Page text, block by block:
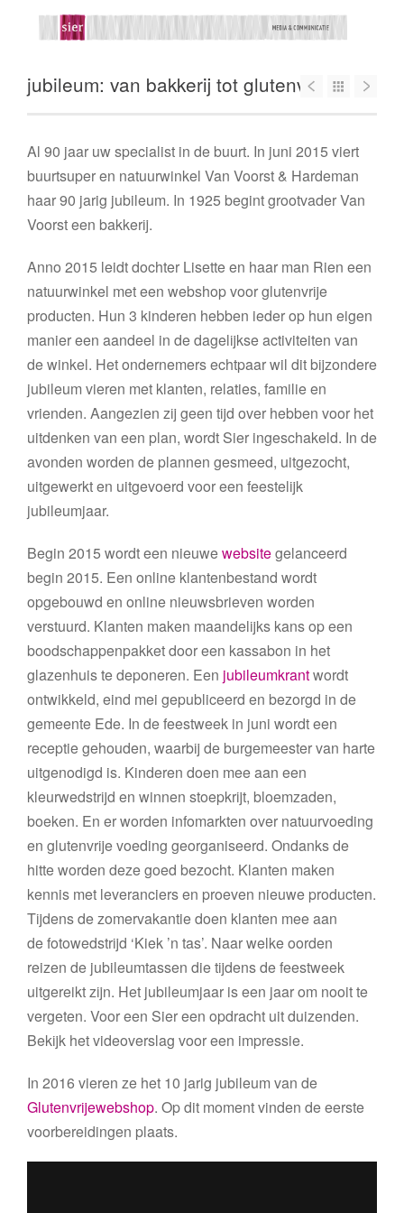
jubileum: van bakkerij tot glutenvrij
Al 90 jaar uw specialist in de buurt. In juni 2015 viert
buurtsuper en natuurwinkel Van Voorst & Hardeman
haar 90 jarig jubileum. In 1925 begint grootvader Van
Voorst een bakkerij.
Anno 2015 leidt dochter Lisette en haar man Rien een
natuurwinkel met een webshop voor glutenvrije
producten. Hun 3 kinderen hebben ieder op hun eigen
manier een aandeel in de dagelijkse activiteiten van
de winkel. Het ondernemers echtpaar wil dit bijzondere
jubileum vieren met klanten, relaties, familie en
vrienden. Aangezien zij geen tijd over hebben voor het
uitdenken van een plan, wordt Sier ingeschakeld. In de
avonden worden de plannen gesmeed, uitgezocht,
uitgewerkt en uitgevoerd voor een feestelijk
jubileumjaar.
Begin 2015 wordt een nieuwewebsitegelanceerd
begin 2015. Een online klantenbestand wordt
opgebouwd en online nieuwsbrieven worden
verstuurd. Klanten maken maandelijks kans op een
boodschappenpakket door een kassabon in het
glazenhuis te deponeren. Een jubileumkrantwordt
ontwikkeld, eind mei gepubliceerd en bezorgd in de
gemeente Ede. In de feestweek in juni wordt een
receptie gehouden, waarbij de burgemeester van harte
uitgenodigd is. Kinderen doen mee aan een
kleurwedstrijd en winnen stoepkrijt, bloemzaden,
boeken. En er worden infomarkten over natuurvoeding
en glutenvrije voeding georganiseerd. Ondanks de
hitte worden deze goed bezocht. Klanten maken
kennis met leveranciers en proeven nieuwe producten.
Tijdens de zomervakantie doen klanten mee aan
de fotowedstrijd ‘Kiek ’n tas’. Naar welke oorden
reizen de jubileumtassen die tijdens de feestweek
uitgereikt zijn. Het jubileumjaar is een jaar om nooit te
vergeten. Voor een Sier een opdracht uit duizenden.
Bekijk het videoverslag voor een impressie.
In 2016 vieren ze het 10 jarig jubileum van de
Glutenvrijewebshop. Op dit moment vinden de eerste
voorbereidingen plaats.